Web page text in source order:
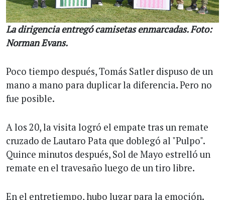
La dirigencia entregó camisetas enmarcadas. Foto:
Norman Evans.
Poco tiempo después, Tomás Satler dispuso de un
mano a mano para duplicar la diferencia. Pero no
fue posible.
A los 20, la visita logró el empate tras un remate
cruzado de Lautaro Pata que doblegó al "Pulpo".
Quince minutos después, Sol de Mayo estrelló un
remate en el travesaño luego de un tiro libre.
En el entretiempo, hubo lugar para la emoción.